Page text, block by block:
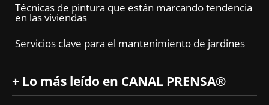
Técnicas de pintura que están marcando tendencia
en las viviendas
Servicios clave para el mantenimiento de jardines
+ Lo más leído en CANAL PRENSA®